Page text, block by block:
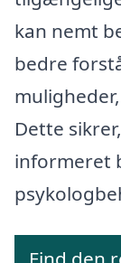
kan nemt
bedre
Dette
informeret